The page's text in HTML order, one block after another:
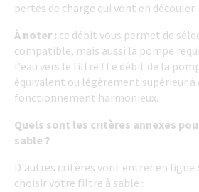
pertes de charge qui vont en découler.
À noter : ce débit vous permet de
compatible, mais aussi la pompe
l'eau vers le filtre ! Le débit de la
équivalent ou légèrement supérieur
fonctionnement harmonieux.
Quels sont les critères annexes
sable ?
D'autres critères vont entrer en ligne
choisir votre filtre à sable :